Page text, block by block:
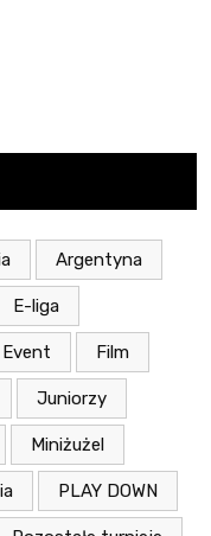
Argentyna
E-liga
Event Film
Juniorzy
Miniżużel
PLAY DOWN